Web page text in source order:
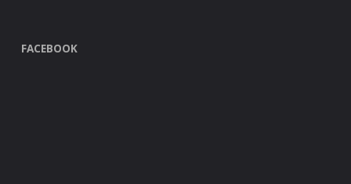
FACEBOOK